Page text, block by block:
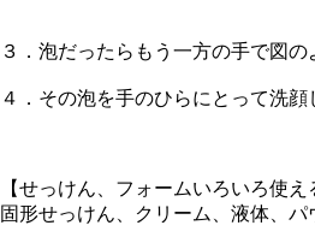
３．泡だったらもう一方の手で図の
４．その泡を手のひらにとって洗
【せっけん、フォームいろいろ使え
固形せっけん、クリーム、液体、